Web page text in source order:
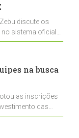
discute os
sistema oficial
na
na busca
as inscrições
das
Crioulos voltados